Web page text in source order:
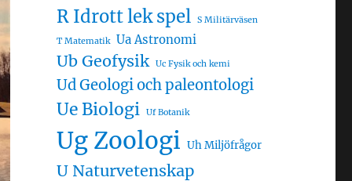
R Idrott lek spel S Militärväsen
T Matematik Ua Astronomi
Ub Geofysik Uc Fysik och kemi
Ud Geologi och paleontologi
Ue Biologi Uf Botanik
Ug Zoologi Uh Miljöfrågor
U Naturvetenskap